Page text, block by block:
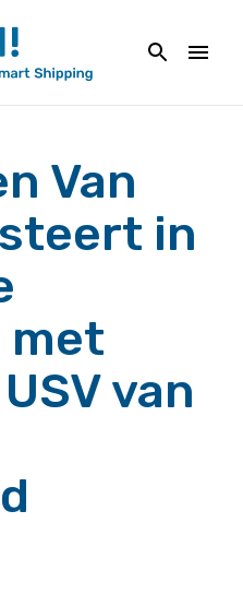
Van
in
met
van